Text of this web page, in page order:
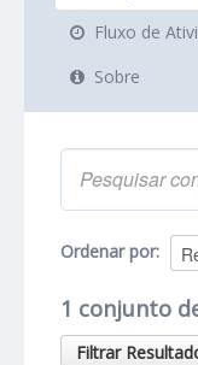
Fluxo de
Sobre
Ordenar por
1 conjunto
Filtrar